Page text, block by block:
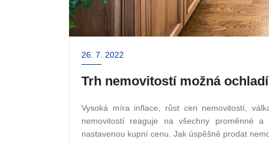
26. 7. 2022
Trh nemovitostí možná
Vysoká míra inflace, růst cen nemovitostí,
nemovitostí reaguje na všechny proměnné
nastavenou kupní cenu. Jak úspěšně prodat